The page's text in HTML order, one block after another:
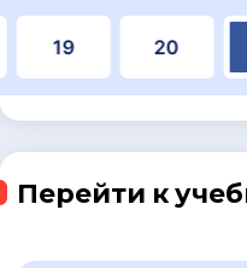
19 20
Перейти к